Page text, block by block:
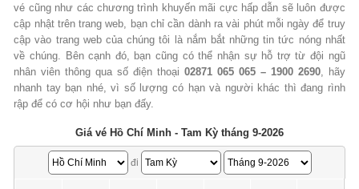
vé cũng như các chương trình khuyến mãi cực hấp dẫn sẽ luôn được
cập nhật trên trang web, bạn chỉ cần dành ra vài phút mỗi ngày để truy
cập vào trang web của chúng tôi là nắm bắt những tin tức nóng nhất
về chúng. Bên cạnh đó, bạn cũng có thể nhận sự hỗ trợ từ đội ngũ
nhân viên thông qua số điện thoại 02871 065 065 – 1900 2690, hãy
nhanh tay bạn nhé, vì số lượng có hạn và người khác thì đang rình
rập để có cơ hội như bạn đấy.
Giá vé Hồ Chí Minh - Tam Kỳ tháng 9-2026
đi